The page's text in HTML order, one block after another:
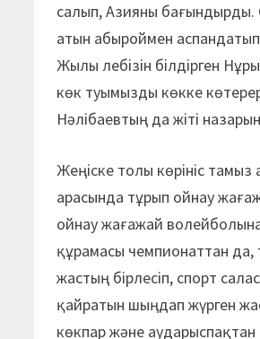
салып, Азияны бағындырды.
атын абыроймен
Жылы лебізін білдірген
көк туымызды көкке
Нәлібаевтың да жіті
Жеңіске толы көрініс
арасында тұрып ойнау
ойнау жағажай
құрамасы чемпионаттан
жастың бірлесіп, спорт
қайратын шыңдап жүрген
көкпар және